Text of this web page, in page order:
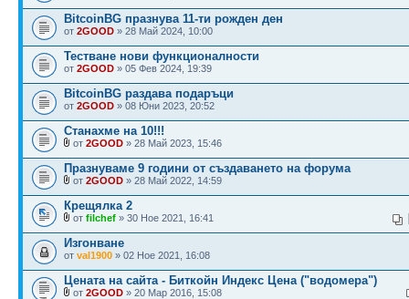
BitcoinBG празнува 11-ти рожден ден
от 2GOOD » 28 Май 2024, 10:00
Тестване нови функционалности
от 2GOOD » 05 Фев 2024, 19:39
BitcoinBG раздава подаръци
от 2GOOD » 08 Юни 2023, 20:52
Станахме на 10!!!
от 2GOOD » 28 Май 2023, 15:46
Празнуваме 9 години от създаването на форума
от 2GOOD » 28 Май 2022, 14:59
Крещялка 2
от filchef » 30 Ное 2021, 16:41
Изгонване
от val1900 » 02 Ное 2021, 16:08
Цената на сайта - Биткойн Индекс Цена ("водомера")
от 2GOOD » 20 Мар 2016, 15:08